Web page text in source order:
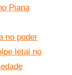
Piana
no poder
letal no